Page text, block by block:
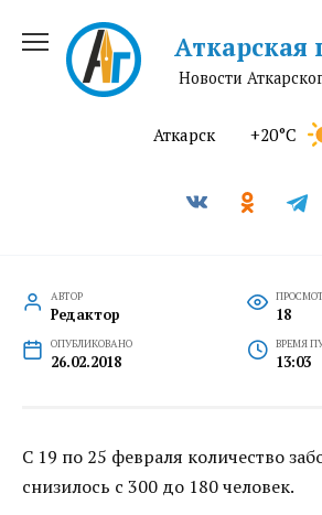
содержанию
Аткарская
Новости
Аткарск +20°C
АВТОР
Редактор 18
ОПУБЛИКОВАНО
26.02.2018
ВРЕМЯ
13:03
С 19 по 25 февраля количество
снизилось с 300 до 180 человек.